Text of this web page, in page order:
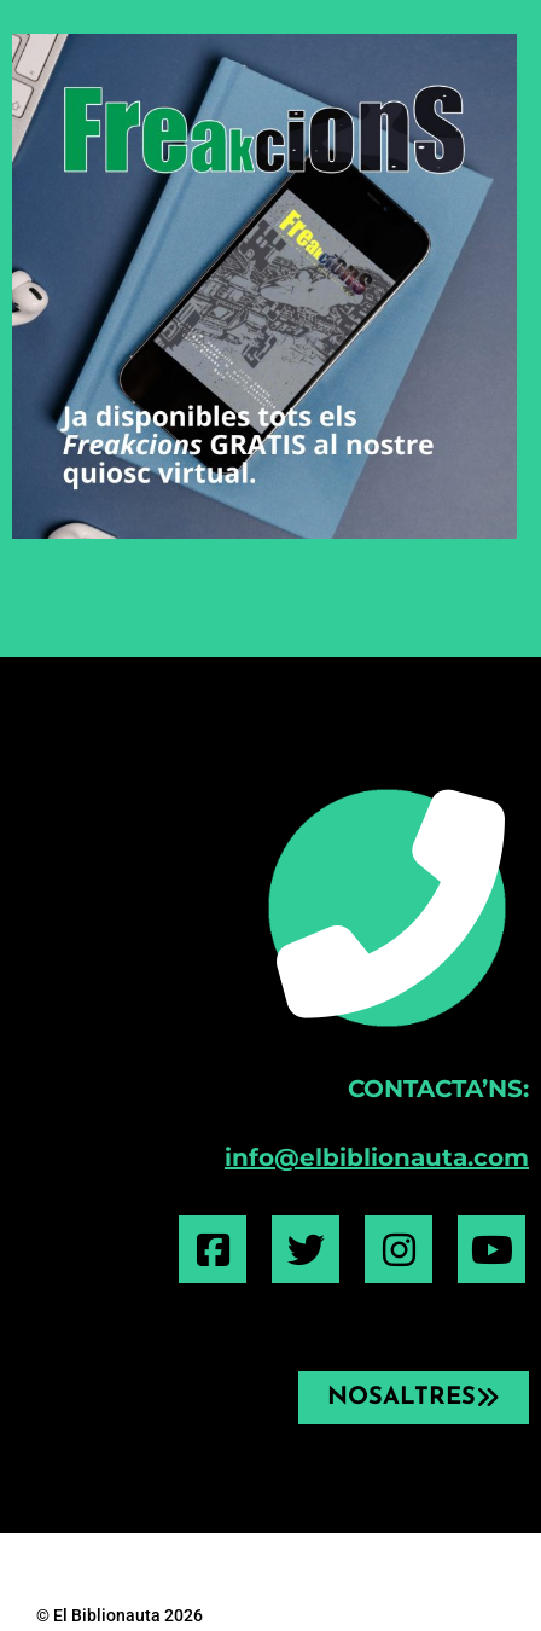
CONTACTA’NS:
info@elbiblionauta.com
NOSALTRES
© El Biblionauta 2026